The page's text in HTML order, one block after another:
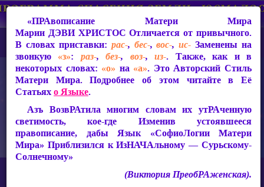
СакРАльная Поэзия Матери Мира
В Заклании
«ПРАвописание Матери Мира
Марии ДЭВИ ХРИСТОС Отличается от привычного.
В словах приставки: рас-, бес-,вос-,ис- Заменены на
звонкую «з»: раз-,без-, воз-,из-. Также, как и в
некоторых словах: «о» на «а». Это Авторский Стиль
Матери Мира. Подробнее об этом читайте в Её
Статьяхо Языке.
Азъ ВозвРАтила многим словам их утРАченную
светимость, кое-где Изменив устоявшееся
правописание, дабы Язык «СофиоЛогии Матери
Мира» Приблизился к ИзНАЧАльному — Сурьскому-
Солнечному»
(Виктория ПреобРАженская).